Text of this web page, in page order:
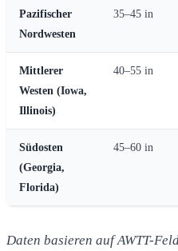
Pazifischer
Nordwesten
35–45 in
Mittlerer
Westen (Iowa,
Illinois)
40–55 in
Südosten
(Georgia,
Florida)
45–60 in
Daten basieren auf AWTT-